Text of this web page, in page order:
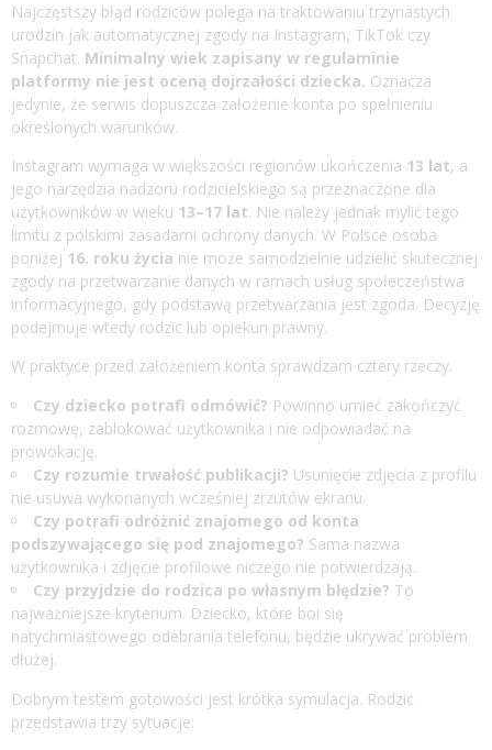
Najczęstszy błąd rodziców polega na traktowaniu trzynastych
urodzin jak automatycznej zgody na Instagram, TikTok czy
Snapchat. Minimalny wiek zapisany w regulaminie
platformy nie jest oceną dojrzałości dziecka. Oznacza
jedynie, że serwis dopuszcza założenie konta po spełnieniu
określonych warunków.
Instagram wymaga w większości regionów ukończenia 13 lat, a
jego narzędzia nadzoru rodzicielskiego są przeznaczone dla
użytkowników w wieku 13–17 lat. Nie należy jednak mylić tego
limitu z polskimi zasadami ochrony danych. W Polsce osoba
poniżej 16. roku życia nie może samodzielnie udzielić skutecznej
zgody na przetwarzanie danych w ramach usług społeczeństwa
informacyjnego, gdy podstawą przetwarzania jest zgoda. Decyzję
podejmuje wtedy rodzic lub opiekun prawny.
W praktyce przed założeniem konta sprawdzam cztery rzeczy.
Czy dziecko potrafi odmówić? Powinno umieć zakończyć
rozmowę, zablokować użytkownika i nie odpowiadać na
prowokację.
Czy rozumie trwałość publikacji? Usunięcie zdjęcia z profilu
nie usuwa wykonanych wcześniej zrzutów ekranu.
Czy potrafi odróżnić znajomego od konta
podszywającego się pod znajomego? Sama nazwa
użytkownika i zdjęcie profilowe niczego nie potwierdzają.
Czy przyjdzie do rodzica po własnym błędzie? To
najważniejsze kryterium. Dziecko, które boi się
natychmiastowego odebrania telefonu, będzie ukrywać problem
dłużej.
Dobrym testem gotowości jest krótka symulacja. Rodzic
przedstawia trzy sytuacje: